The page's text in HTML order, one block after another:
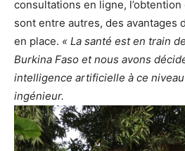
consultations en ligne,
sont entre autres, des avantages
en place. « La santé est en train
Burkina Faso et nous avons
intelligence artificielle à ce niveau
ingénieur.